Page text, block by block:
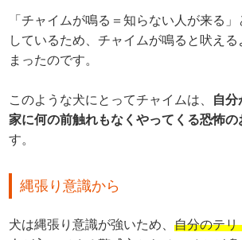
「チャイムが鳴る＝知らない人が来る
しているため、チャイムが鳴ると吠える
まったのです。
このような犬にとってチャイムは、
自分
家に何の前触れもなくやってくる恐怖の
す。
縄張り意識から
犬は縄張り意識が強いため、自分のテリ